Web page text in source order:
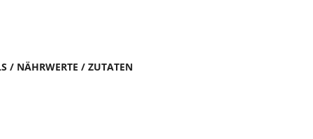
/ NÄHRWERTE / ZUTATEN